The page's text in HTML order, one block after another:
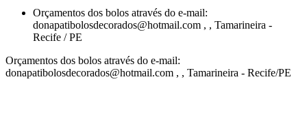
Orçamentos dos bolos através do e-mail:
donapatibolosdecorados@hotmail.com , , Tamarineira -
Recife /PE
Orçamentos dos bolos através do e-mail:
donapatibolosdecorados@hotmail.com , , Tamarineira - Recife/PE